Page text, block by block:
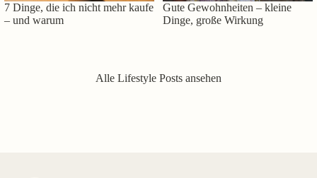
7 Dinge, die ich nicht mehr kaufe
– und warum
Gute Gewohnheiten – kleine
Dinge, große Wirkung
Alle Lifestyle Posts ansehen